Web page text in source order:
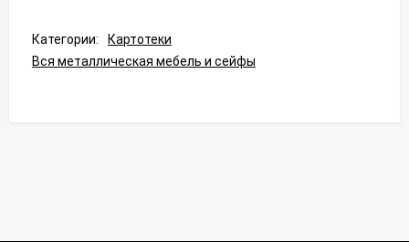
Категории:
Картотеки
Вся металлическая мебель и сейфы